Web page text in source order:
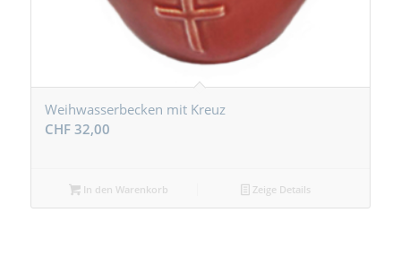
Weihwasserbecken mit Kreuz
CHF32,00
In den Warenkorb Zeige Details